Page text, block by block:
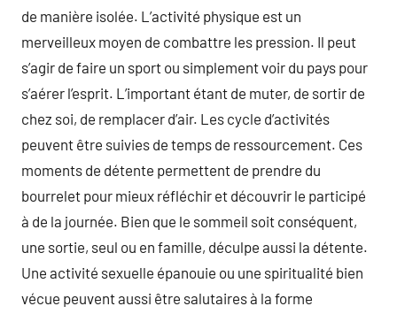
de manière isolée. L’activité physique est un
merveilleux moyen de combattre les pression. Il peut
s’agir de faire un sport ou simplement voir du pays pour
s’aérer l’esprit. L’important étant de muter, de sortir de
chez soi, de remplacer d’air. Les cycle d’activités
peuvent être suivies de temps de ressourcement. Ces
moments de détente permettent de prendre du
bourrelet pour mieux réfléchir et découvrir le participé
à de la journée. Bien que le sommeil soit conséquent,
une sortie, seul ou en famille, déculpe aussi la détente.
Une activité sexuelle épanouie ou une spiritualité bien
vécue peuvent aussi être salutaires à la forme